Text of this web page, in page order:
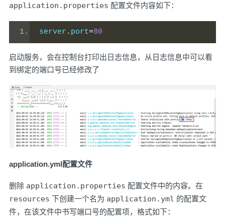
application.properties 配置文件内容如下：
server . port=80
启动服务，会在控制台打印出日志信息，从日志信息中可以看
到绑定的端口号已经修改了
application.yml配置文件
删除 application.properties 配置文件中的内容。在
resources 下创建一个名为 application.yml 的配置文
件，在该文件中书写端口号的配置项，格式如下：